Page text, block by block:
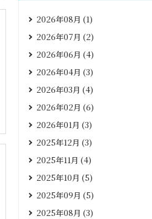
2026年08月 (1)
2026年07月 (2)
2026年06月 (4)
2026年04月 (3)
2026年03月 (4)
2026年02月 (6)
2026年01月 (3)
2025年12月 (3)
2025年11月 (4)
2025年10月 (5)
2025年09月 (5)
2025年08月 (3)